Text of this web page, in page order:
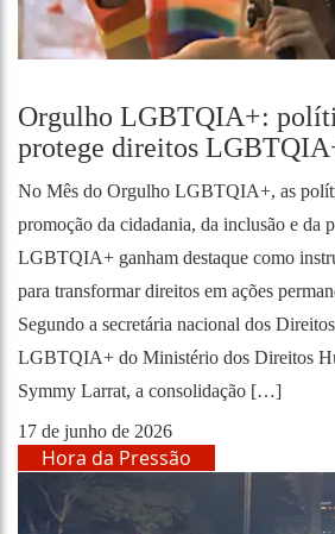
Orgulho LGBTQIA+:
protege direitos
No Mês do Orgulho LGBTQIA+, as
promoção da cidadania, da inclusão e da
LGBTQIA+ ganham destaque como
para transformar direitos em ações
Segundo a secretária nacional dos
LGBTQIA+ do Ministério dos Direitos
Symmy Larrat, a consolidação […]
17 de junho de 2026
Hora da Pressão